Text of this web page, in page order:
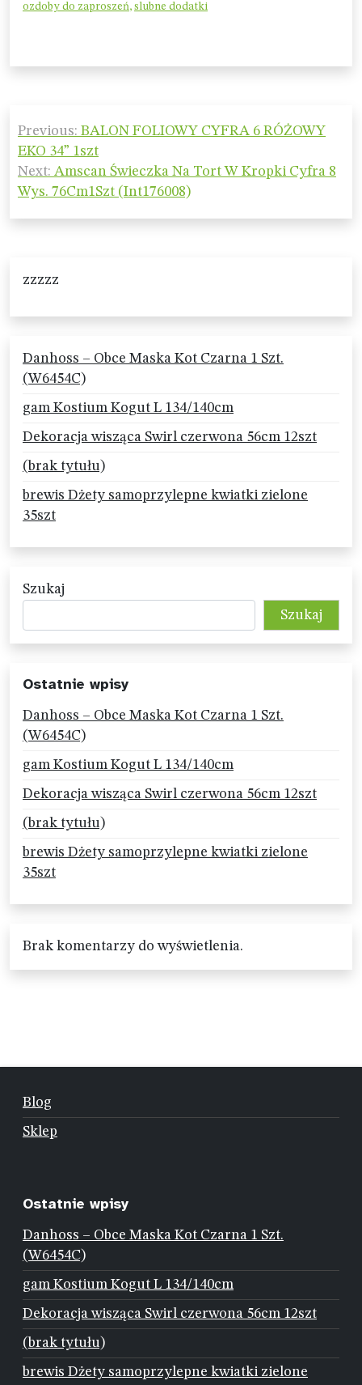
ozdoby do zaproszeń, slubne dodatki
Nawigacja
wpisu
Previous: BALON FOLIOWY CYFRA 6 RÓŻOWY
EKO 34” 1szt
Next: Amscan Świeczka Na Tort W Kropki Cyfra 8
Wys. 76Cm1Szt (Int176008)
zzzzz
Danhoss – Obce Maska Kot Czarna 1 Szt.
(W6454C)
gam Kostium Kogut L 134/140cm
Dekoracja wisząca Swirl czerwona 56cm 12szt
(brak tytułu)
brewis Dżety samoprzylepne kwiatki zielone
35szt
Szukaj
Szukaj
Ostatnie wpisy
Danhoss – Obce Maska Kot Czarna 1 Szt.
(W6454C)
gam Kostium Kogut L 134/140cm
Dekoracja wisząca Swirl czerwona 56cm 12szt
(brak tytułu)
brewis Dżety samoprzylepne kwiatki zielone
35szt
Brak komentarzy do wyświetlenia.
Blog
Sklep
Ostatnie wpisy
Danhoss – Obce Maska Kot Czarna 1 Szt.
(W6454C)
gam Kostium Kogut L 134/140cm
Dekoracja wisząca Swirl czerwona 56cm 12szt
(brak tytułu)
brewis Dżety samoprzylepne kwiatki zielone